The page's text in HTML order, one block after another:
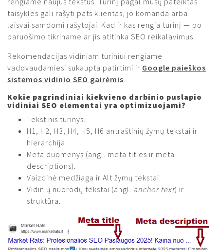
taisykles gali rašyti pats klientas, jo komanda arba
laisvai samdomi rašytojai. Kad ir kas rengia turinį — po
paruošimo tikriname ar jis atitinka SEO reikalavimus.
Rekomendacijas vidiniam turiniui rengiame
vadovaudamiesi sukaupta patirtimi ir Google paieškos
sistemos vidinio SEO gairėmis.
Kokie pagrindiniai kiekvieno darbinio puslapio
vidiniai SEO elementai yra optimizuojami?
Tekstinis turinys.
H1, H2, H3, H4, H5, H6 antraštinių žymų tekstai ir
hierarchija.
Meta duomenys (angl. meta titles ir meta
descriptions).
Vaizdinė medžiaga ir Alt žymų tekstai.
Vidinių nuorodų tekstai (angl. anchor text) ir
struktūra.